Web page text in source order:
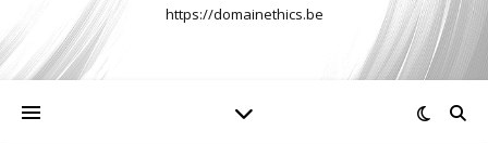
https://domainethics.be